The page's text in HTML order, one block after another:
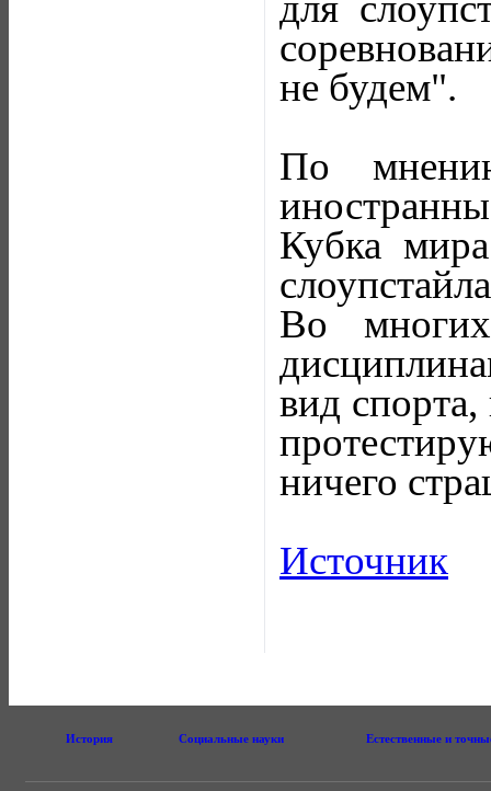
не будем".
По
Кубка
Во
вид
ничего
Источник
История Социальные науки Естественные и